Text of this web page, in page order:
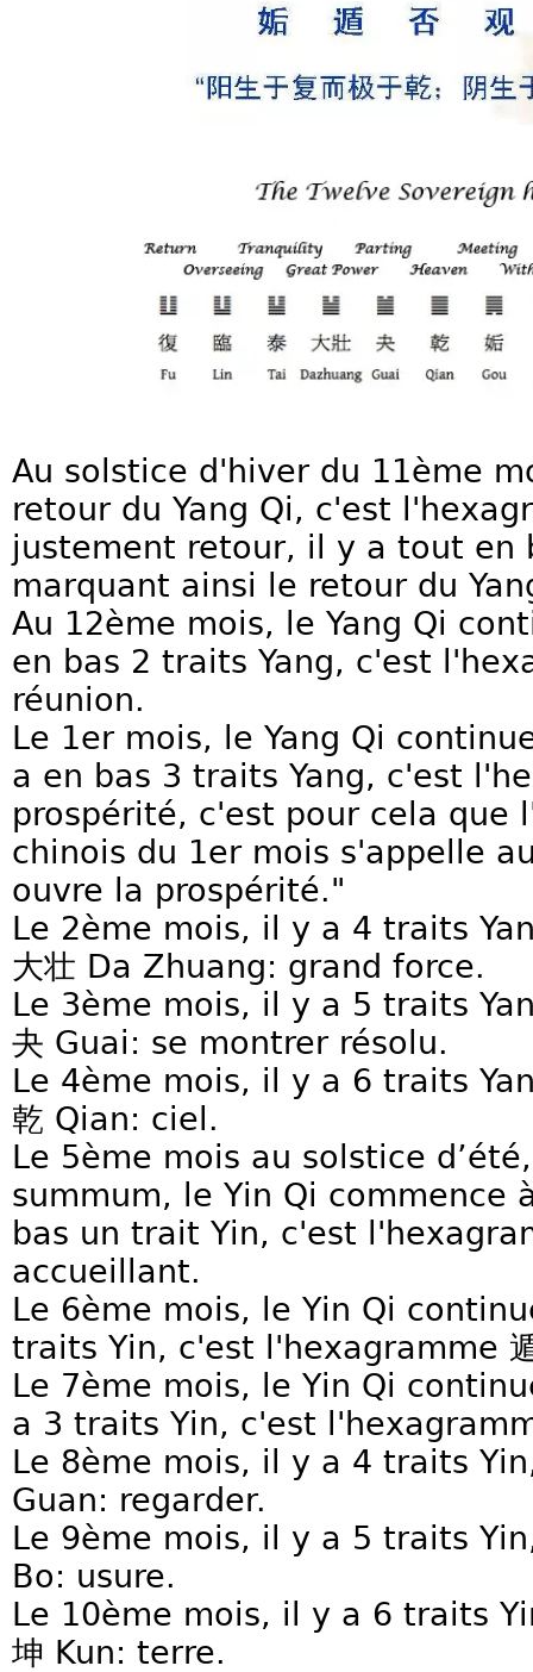
Au solstice d'hiver du 11ème
retour du Yang Qi, c'est
justement retour, il y a tout en
marquant ainsi le retour du
Au 12ème mois, le Yang Qi
en bas 2 traits Yang, c'est
réunion.
Le 1er mois, le Yang Qi
a en bas 3 traits Yang, c'est
prospérité, c'est pour cela que
chinois du 1er mois s'appelle
ouvre la prospérité."
Le 2ème mois, il y a 4 traits
大壮 Da Zhuang: grand force.
Le 3ème mois, il y a 5 traits
夬 Guai: se montrer résolu.
Le 4ème mois, il y a 6 traits
乾 Qian: ciel.
Le 5ème mois au solstice
summum, le Yin Qi
bas un trait Yin, c'est
accueillant.
Le 6ème mois, le Yin Qi
traits Yin, c'est l'hexagramme
Le 7ème mois, le Yin Qi
a 3 traits Yin, c'est
Le 8ème mois, il y a 4 traits
Guan: regarder.
Le 9ème mois, il y a 5 traits
Bo: usure.
Le 10ème mois, il y a 6 traits
坤 Kun: terre.